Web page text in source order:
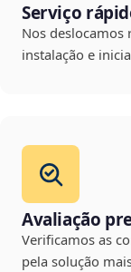
Serviço
Nos deslocamos
instalação e
Avaliação
Verificamos as
pela solução